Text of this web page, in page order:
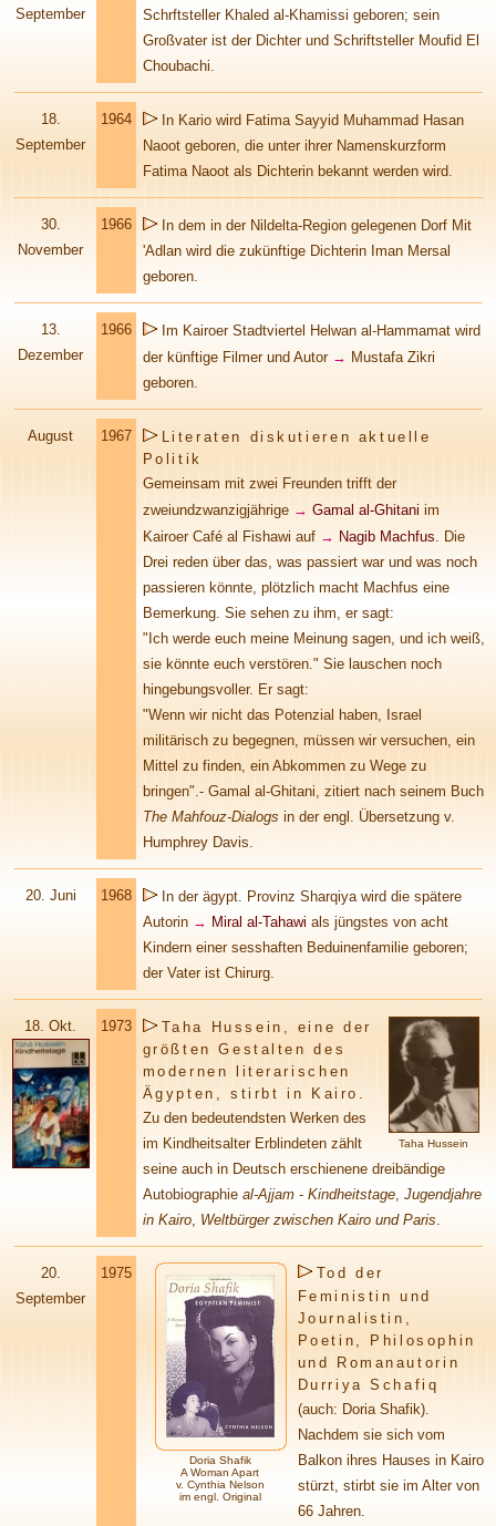
September
Schrftsteller Khaled al-Khamissi geboren; sein
Großvater ist der Dichter und Schriftsteller Moufid El
Choubachi.
18.
September
1964
In Kario wird Fatima Sayyid Muhammad Hasan
Naoot geboren, die unter ihrer Namenskurzform
Fatima Naoot als Dichterin bekannt werden wird.
30.
November
1966
In dem in der Nildelta-Region gelegenen Dorf Mit
'Adlan wird die zukünftige Dichterin Iman Mersal
geboren.
13.
Dezember
1966
Im Kairoer Stadtviertel Helwan al-Hammamat wird
der künftige Filmer und Autor → Mustafa Zikri
geboren.
August 1967
Literaten diskutieren aktuelle
Politik
Gemeinsam mit zwei Freunden trifft der
zweiundzwanzigjährige → Gamal al-Ghitani im
Kairoer Café al Fishawi auf → Nagib Machfus . Die
Drei reden über das, was passiert war und was noch
passieren könnte, plötzlich macht Machfus eine
Bemerkung. Sie sehen zu ihm, er sagt:
"Ich werde euch meine Meinung sagen, und ich weiß,
sie könnte euch verstören." Sie lauschen noch
hingebungsvoller. Er sagt:
"Wenn wir nicht das Potenzial haben, Israel
militärisch zu begegnen, müssen wir versuchen, ein
Mittel zu finden, ein Abkommen zu Wege zu
bringen".- Gamal al-Ghitani, zitiert nach seinem Buch
The Mahfouz-Dialogs in der engl. Übersetzung v.
Humphrey Davis.
20. Juni 1968
In der ägypt. Provinz Sharqiya wird die spätere
Autorin → Miral al-Tahawi als jüngstes von acht
Kindern einer sesshaften Beduinenfamilie geboren;
der Vater ist Chirurg.
18. Okt. 1973
Taha Hussein
Taha Hussein, eine der
größten Gestalten des
modernen literarischen
Ägypten, stirbt in Kairo.
Zu den bedeutendsten Werken des
im Kindheitsalter Erblindeten zählt
seine auch in Deutsch erschienene dreibändige
Autobiographie al-Ajjam- Kindheitstage, Jugendjahre
in Kairo, Weltbürger zwischen Kairo und Paris
20.
September
1975
Doria Shafik
A Woman Apart
v. Cynthia Nelson
im engl. Original
Tod der
Feministin und
Journalistin,
Poetin, Philosophin
und Romanautorin
Durriya Schafiq
(auch: Doria Shafik).
Nachdem sie sich vom
Balkon ihres Hauses in Kairo
stürzt, stirbt sie im Alter von
66 Jahren.